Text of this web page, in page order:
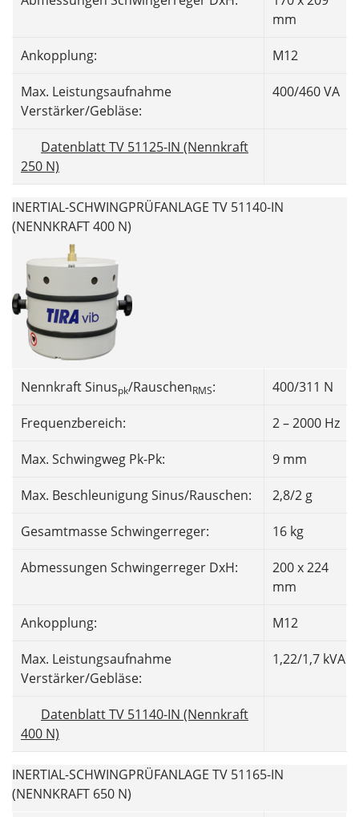
mm
Ankopplung: M12
Max. Leistungsaufnahme
Verstärker/Gebläse:
400/460 VA
Datenblatt TV 51125-IN (Nennkraft
250 N)
INERTIAL-SCHWINGPRÜFANLAGE TV 51140-IN
(NENNKRAFT 400 N)
Nennkraft Sinuspk/RauschenRMS: 400/311 N
Frequenzbereich: 2 – 2000 Hz
Max. Schwingweg Pk-Pk: 9 mm
Max. Beschleunigung Sinus/Rauschen: 2,8/2 g
Gesamtmasse Schwingerreger: 16 kg
Abmessungen Schwingerreger DxH:
200 x 224
mm
Ankopplung: M12
Max. Leistungsaufnahme
Verstärker/Gebläse:
1,22/1,7 kVA
Datenblatt TV 51140-IN (Nennkraft
400 N)
INERTIAL-SCHWINGPRÜFANLAGE TV 51165-IN
(NENNKRAFT 650 N)